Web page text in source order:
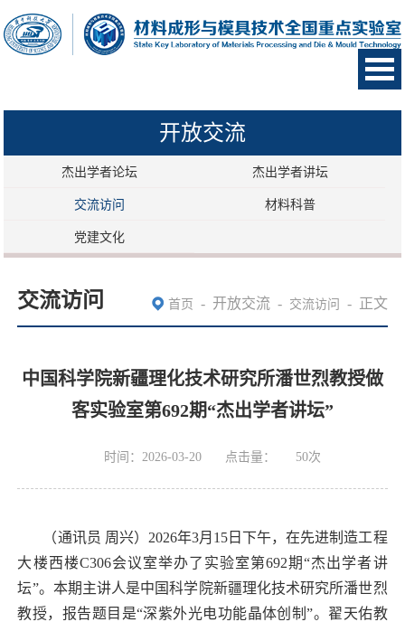
开放交流
杰出学者论坛 杰出学者讲坛
交流访问 材料科普
党建文化
交流访问 首页 - 开放交流 - 交流访问 - 正文
中国科学院新疆理化技术研究所潘世烈教授做
客实验室第692期“杰出学者讲坛”
时间：2026-03-20 点击量： 50次
（通讯员 周兴）2026年3月15日下午，在先进制造工程
大楼西楼C306会议室举办了实验室第692期“杰出学者讲
坛”。本期主讲人是中国科学院新疆理化技术研究所潘世烈
教授，报告题目是“深紫外光电功能晶体创制”。翟天佑教